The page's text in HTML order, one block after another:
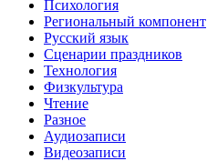
Психология
Региональный компонент
Русский язык
Сценарии праздников
Технология
Физкультура
Чтение
Разное
Аудиозаписи
Видеозаписи